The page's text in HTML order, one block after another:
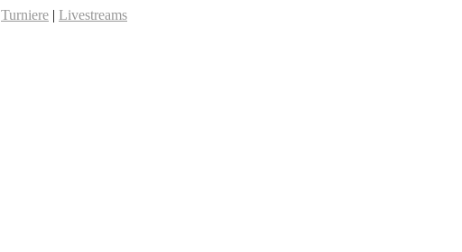
Turniere | Livestreams